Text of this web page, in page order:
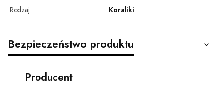
Rodzaj Koraliki
Bezpieczeństwo produktu
Producent